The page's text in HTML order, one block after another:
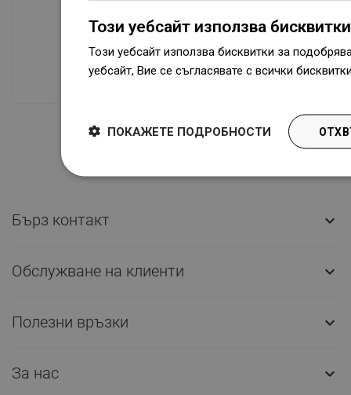
Наличие на стоки
Нашите продукти ви чакат в модерен
склад.Винаги готов за изпращане!
Бърз контакт 
Обслужване на клиенти 
Полезни връзки 
За нас 
Този уебсайт използва бисквитки
Този уебсайт използва бисквитки за
уебсайт, Вие се съгласявате с всички
ПОКАЖЕТЕ ПОДРОБНОСТИ